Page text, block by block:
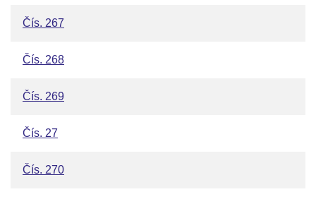
Čís. 267
Čís. 268
Čís. 269
Čís. 27
Čís. 270